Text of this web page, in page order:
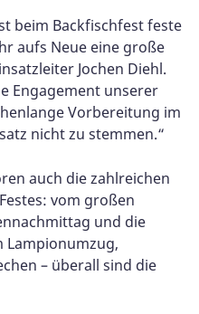
beim Backfischfest feste
aufs Neue eine große
Jochen Diehl.
Engagement unserer
Vorbereitung im
nicht zu stemmen.“
auch die zahlreichen
vom großen
und die
Lampionumzug,
– überall sind die